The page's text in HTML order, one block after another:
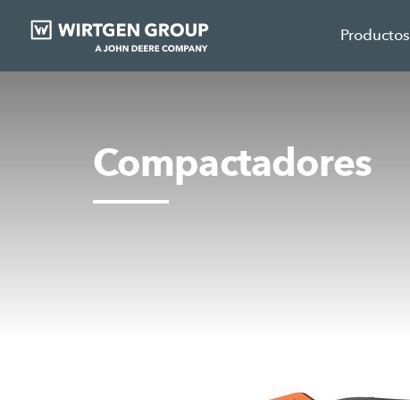
Productos
Compactadores